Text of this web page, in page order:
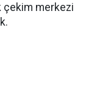
çekim merkezi